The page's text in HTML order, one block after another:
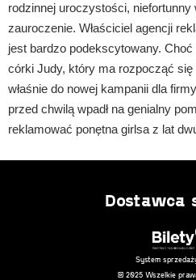
rodzinnej uroczystości, niefortunny
zauroczenie. Właściciel agencji
jest bardzo podekscytowany.
córki Judy, który ma rozpocząć
właśnie do nowej kampanii dla
przed chwilą wpadł na genialny
reklamować ponętna girlsa z lat
zaczyna widzieć niemożliwe.
przezabawne sytuacje, nasycone
wszystko przeplatane
przebojów z lat 20. i 30.
Dostawca
System
© 2025 Wszelkie